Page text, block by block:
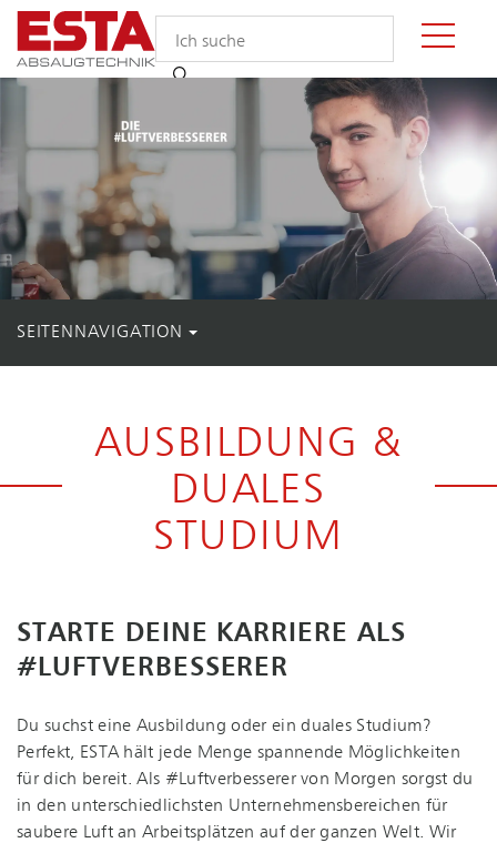
SEITENNAVIGATION
AUSBILDUNG &
DUALES
STUDIUM
STARTE DEINE KARRIERE ALS
#LUFTVERBESSERER
Du suchst eine Ausbildung oder ein duales Studium?
Perfekt, ESTA hält jede Menge spannende Möglichkeiten
für dich bereit. Als #Luftverbesserer von Morgen sorgst du
in den un­ter­schied­lichs­ten Un­ter­neh­mens­be­rei­chen für
saubere Luft an Arbeitsplätzen auf der ganzen Welt. Wir